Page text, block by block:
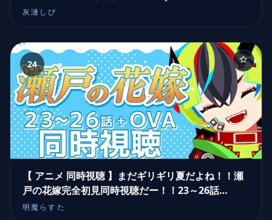
灰漣しぴ
24
【 アニメ 同時視聴 】まだギリギリ夏だよね！！瀬
戸の花嫁完全初見同時視聴だー！！23～26話
+OVA2話【 #らすたと視聴中 / 瀬戸の花嫁(2007) 】
明魔らすた